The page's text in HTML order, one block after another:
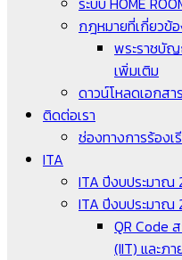
กฎหมายที่เกี่ยวข้
พระราชบัญ
เพิ่มเติม
ดาวน์โหลดเอกสาร
ติดต่อเรา
ช่องทางการร้องเ
ITA
ITA ปีงบประมาณ
ITA ปีงบประมาณ
QR Code
(IIT) และภ